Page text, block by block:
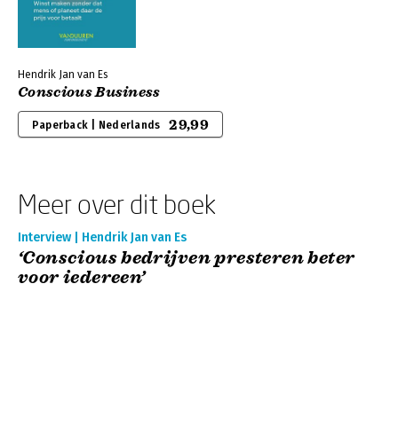
Hendrik Jan van Es
Conscious Business
Paperback | Nederlands 29,99
Meer over dit boek
Interview | Hendrik Jan van Es
‘Conscious bedrijven presteren beter
voor iedereen’